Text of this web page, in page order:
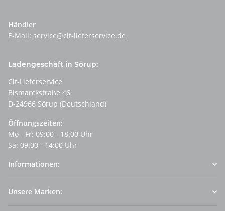
Händler
E-Mail: service@cit-lieferservice.de
Ladengeschäft in Sörup:
Cit-Lieferservice
Bismarckstraße 46
D-24966 Sörup (Deutschland)
Öffnungszeiten:
Mo - Fr: 09:00 - 18:00 Uhr
Sa: 09:00 - 14:00 Uhr
Informationen:
Unsere Marken: